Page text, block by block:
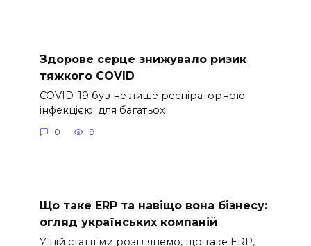
Здорове серце знижувало ризик
тяжкого COVID
COVID-19 був не лише респіраторною
інфекцією: для багатьох
0 9
Що таке ERP та навіщо вона бізнесу:
огляд українських компаній
У цій статті ми розглянемо, що таке ERP,